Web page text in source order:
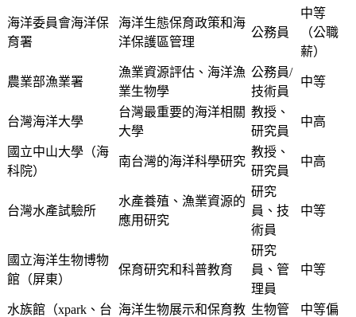
海洋委員會海洋保
育署
海洋生態保育政策和海
洋保護區管理
公務員
中等
（公職
薪）
農業部漁業署
漁業資源評估、海洋漁
業生物學
公務員/
技術員
中等
台灣海洋大學
台灣最重要的海洋相關
大學
教授、
研究員
中高
國立中山大學（海
科院）
南台灣的海洋科學研究
教授、
研究員
中高
台灣水產試驗所
水產養殖、漁業資源的
應用研究
研究
員、技
術員
中等
國立海洋生物博物
館（屏東）
保育研究和科普教育
研究
員、管
理員
中等
水族館（xpark、台 海洋生物展示和保育教 生物管
中等偏